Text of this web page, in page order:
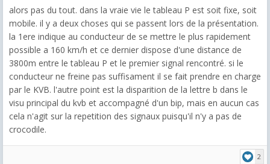
alors pas du tout. dans la vraie vie le tableau P est soit fixe, soit
mobile. il y a deux choses qui se passent lors de la présentation.
la 1ere indique au conducteur de se mettre le plus rapidement
possible a 160 km/h et ce dernier dispose d'une distance de
3800m entre le tableau P et le premier signal rencontré. si le
conducteur ne freine pas suffisament il se fait prendre en charge
par le KVB. l'autre point est la disparition de la lettre b dans le
visu principal du kvb et accompagné d'un bip, mais en aucun cas
cela n'agit sur la repetition des signaux puisqu'il n'y a pas de
crocodile.
2